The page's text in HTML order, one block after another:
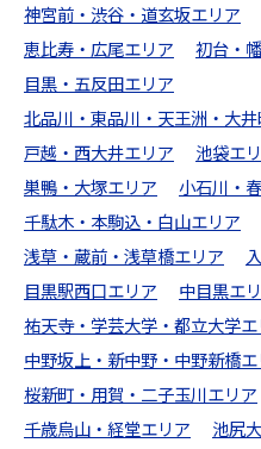
神宮前・渋谷・道玄坂エリア
恵比寿・広尾エリア
初台・
目黒・五反田エリア
北品川・東品川・天王洲・大
戸越・西大井エリア
池袋エ
巣鴨・大塚エリア
小石川・
千駄木・本駒込・白山エリア
浅草・蔵前・浅草橋エリア
目黒駅西口エリア
中目黒エ
祐天寺・学芸大学・都立大学
中野坂上・新中野・中野新橋
桜新町・用賀・二子玉川エリア
千歳烏山・経堂エリア
池尻